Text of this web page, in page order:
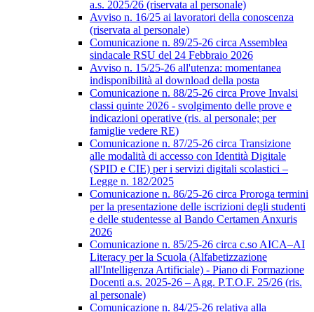
a.s. 2025/26 (riservata al personale)
Avviso n. 16/25 ai lavoratori della conoscenza
(riservata al personale)
Comunicazione n. 89/25-26 circa Assemblea
sindacale RSU del 24 Febbraio 2026
Avviso n. 15/25-26 all'utenza: momentanea
indisponibilità al download della posta
Comunicazione n. 88/25-26 circa Prove Invalsi
classi quinte 2026 - svolgimento delle prove e
indicazioni operative (ris. al personale; per
famiglie vedere RE)
Comunicazione n. 87/25-26 circa Transizione
alle modalità di accesso con Identità Digitale
(SPID e CIE) per i servizi digitali scolastici –
Legge n. 182/2025
Comunicazione n. 86/25-26 circa Proroga termini
per la presentazione delle iscrizioni degli studenti
e delle studentesse al Bando Certamen Anxuris
2026
Comunicazione n. 85/25-26 circa c.so AICA–AI
Literacy per la Scuola (Alfabetizzazione
all'Intelligenza Artificiale) - Piano di Formazione
Docenti a.s. 2025-26 – Agg. P.T.O.F. 25/26 (ris.
al personale)
Comunicazione n. 84/25-26 relativa alla